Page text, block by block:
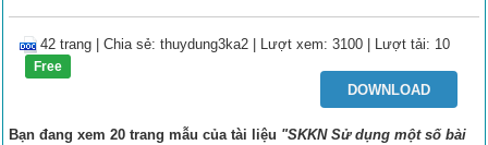
42 trang |Chia sẻ:thuydung3ka2 | Lượt xem: 3100 | Lượt tải: 10
Free
DOWNLOAD
Bạn đang xem 20 trang mẫu của tài liệu "SKKN Sử dụng một số bài